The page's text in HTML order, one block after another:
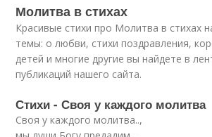
Молитва в стихах
Красивые стихи про Молитва в стихах
темы: о любви, стихи поздравления,
детей и многие другие вы найдете в
публикаций нашего сайта.
Стихи - Своя у каждого молитва
Своя у каждого молитва..,